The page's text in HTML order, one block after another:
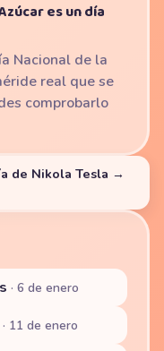
es un día
Nacional de la
real que se
comprobarlo
de Nikola Tesla →
· 6 de enero
· 11 de enero